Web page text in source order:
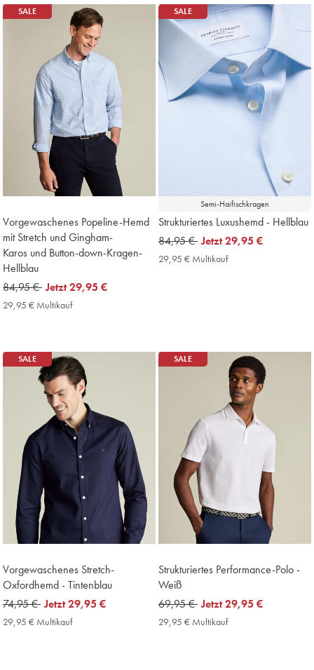
SALE
Vorgewaschenes Popeline-Hemd
mit Stretch und Gingham-
Karos und Button-down-Kragen-
Hellblau
was
84,95
84,95 € now
29,95
Jetzt29,95 €
29,95 € Multikauf29,95
Semi-Haifischkragen
SALE
Strukturiertes Luxushemd - Hellblau
was
84,95
84,95 € now
29,95
Jetzt29,95 €
29,95 € Multikauf29,95
SALE
Vorgewaschenes Stretch-
Oxfordhemd - Tintenblau
was
74,95
74,95 € now
29,95
Jetzt29,95 €
29,95 € Multikauf29,95
SALE
Strukturiertes Performance-Polo -
Weiß
was
69,95
69,95 € now
29,95
Jetzt29,95 €
29,95 € Multikauf29,95